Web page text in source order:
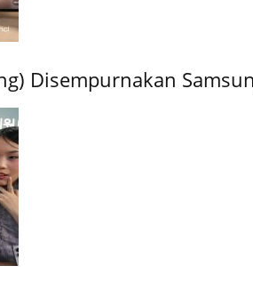
Disempurnakan